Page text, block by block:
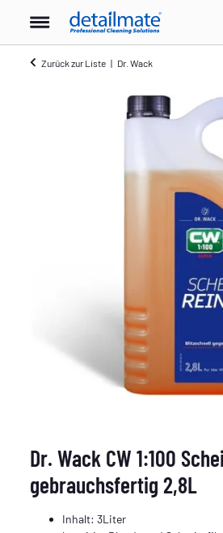
Zurück zur Liste Dr. Wack
Dr. Wack CW 1:100
gebrauchsfertig 2,8L
Inhalt: 3Liter